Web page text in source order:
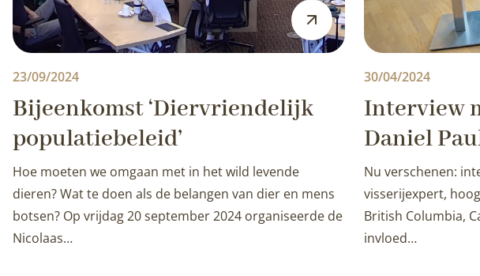
23/09/2024
Bijeenkomst ‘Diervriendelijk
populatiebeleid’
Hoe moeten we omgaan met in het wild levende
dieren? Wat te doen als de belangen van dier en mens
botsen? Op vrijdag 20 september 2024 organiseerde de
Nicolaas…
30/04/2024
Interview
Daniel
Nu verschenen:
visserijexpert,
British Columbia,
invloed…